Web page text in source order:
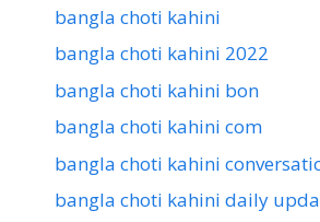
bangla choti kahini
bangla choti kahini 2022
bangla choti kahini bon
bangla choti kahini com
bangla choti kahini
bangla choti kahini daily